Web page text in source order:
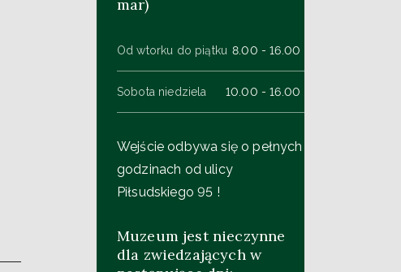
mar)
Od wtorku do piątku 8.00 - 16.00
Sobota niedziela 10.00 - 16.00
Wejście odbywa się o pełnych
godzinach od ulicy
Piłsudskiego 95 !
Muzeum jest nieczynne
dla zwiedzających w